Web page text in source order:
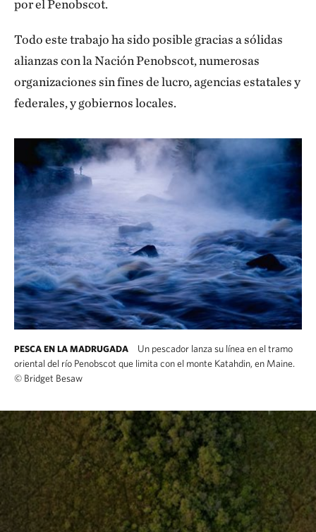
por el Penobscot.
Todo este trabajo ha sido posible gracias a sólidas
alianzas con la Nación Penobscot, numerosas
organizaciones sin fines de lucro, agencias estatales y
federales, y gobiernos locales.
PESCA EN LA MADRUGADA
Un pescador lanza su línea en el tramo
oriental del río Penobscot que limita con el monte Katahdin, en Maine.
© Bridget Besaw